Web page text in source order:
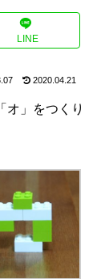
LINE
2020.04.21
オ」をつくり